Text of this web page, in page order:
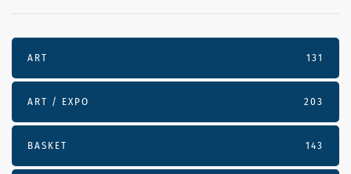
ART 131
ART / EXPO 203
BASKET 143